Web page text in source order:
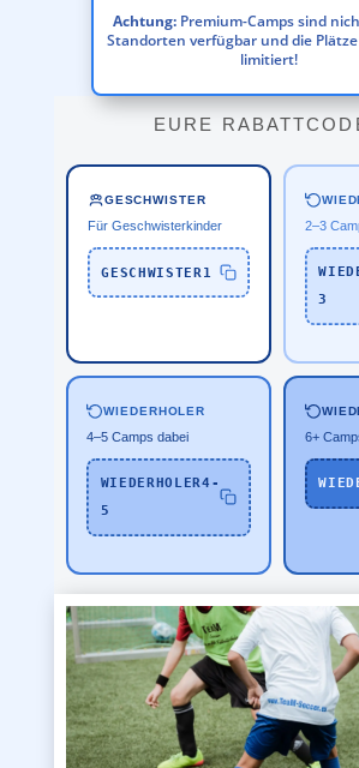
Achtung:Premium-Camps sind
Standorten verfügbar und die
limitiert!
EURE
GESCHWISTER
Für Geschwisterkinder
GESCHWISTER1
2–3
3
WIEDERHOLER
4–5 Camps dabei
WIEDERHOLER4-
5
6+